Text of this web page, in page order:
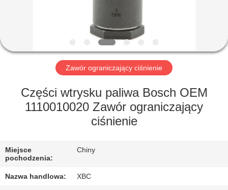
O
NAS
WYCIECZKA
KONTROLA
JAKOŚCI
Zawór ograniczający ciśnienie
Części wtrysku paliwa Bosch OEM
1110010020 Zawór ograniczający
ciśnienie
Miejsce
pochodzenia:
Chiny
Nazwa handlowa: XBC